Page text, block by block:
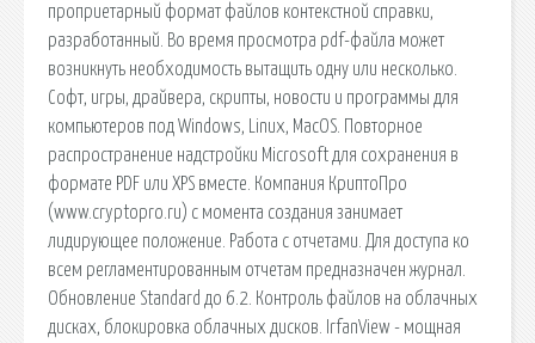
проприетарный формат файлов контекстной справки,
разработанный. Во время просмотра pdf-файла может
возникнуть необходимость вытащить одну или несколько.
Софт, игры, драйвера, скрипты, новости и программы для
компьютеров под Windows, Linux, MacOS. Повторное
распространение надстройки Microsoft для сохранения в
формате PDF или XPS вместе. Компания КриптоПро
(www.cryptopro.ru) с момента создания занимает
лидирующее положение. Работа с отчетами. Для доступа ко
всем регламентированным отчетам предназначен журнал.
Обновление Standard до 6.2. Контроль файлов на облачных
дисках, блокировка облачных дисков. IrfanView - мощная